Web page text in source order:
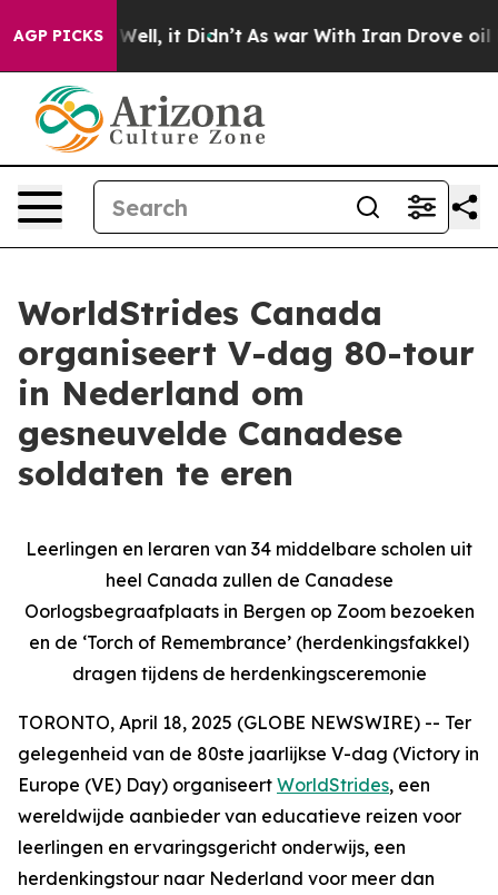
AGP PICKS
40%. Well, it Didn’t As war With Iran Drove oil
WorldStrides Canada
organiseert V-dag 80-tour
in Nederland om
gesneuvelde Canadese
soldaten te eren
Leerlingen en leraren van 34 middelbare scholen uit
heel Canada zullen de Canadese
Oorlogsbegraafplaats in Bergen op Zoom bezoeken
en de ‘Torch of Remembrance’ (herdenkingsfakkel)
dragen tijdens de herdenkingsceremonie
TORONTO, April 18, 2025 (GLOBE NEWSWIRE) -- Ter
gelegenheid van de 80ste jaarlijkse V-dag (Victory in
Europe (VE) Day) organiseert WorldStrides, een
wereldwijde aanbieder van educatieve reizen voor
leerlingen en ervaringsgericht onderwijs, een
herdenkingstour naar Nederland voor meer dan